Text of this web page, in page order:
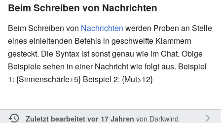
Beim Schreiben von Nachrichten
Beim Schreiben von Nachrichten werden Proben an Stelle
eines einleitenden Befehls in geschweifte Klammern
gesteckt. Die Syntax ist sonst genau wie im Chat. Obige
Beispiele sehen in einer Nachricht wie folgt aus. Beispiel
1: {Sinnenschärfe+5} Beispiel 2: {Mut>12}
Zuletzt bearbeitet vor 17 Jahren von Darkwind